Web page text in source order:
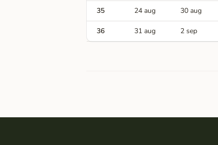
35 24 aug 30 aug
36 31 aug 2 sep